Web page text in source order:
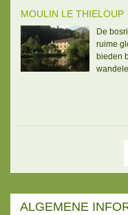
MOULIN LE THIELOUP
De
ruime
bieden
ALGEMENE